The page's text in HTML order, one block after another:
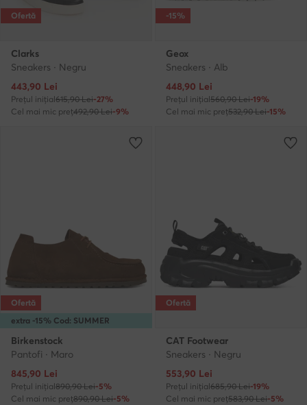
Ofertă
Clarks
Sneakers · Negru
Prețul actual
443,90 Lei
Prețul inițial615,90 Lei-27%
Cel mai mic preț492,90 Lei-9%
-15%
Geox
Sneakers · Alb
Prețul actual
448,90 Lei
Prețul inițial560,90 Lei-19%
Cel mai mic preț532,90 Lei-15%
extra -15% Cod: SUMMER
Ofertă
Birkenstock
Pantofi · Maro
Prețul actual
845,90 Lei
Prețul inițial890,90 Lei-5%
Cel mai mic preț890,90 Lei-5%
Ofertă
CAT Footwear
Sneakers · Negru
Prețul actual
553,90 Lei
Prețul inițial685,90 Lei-19%
Cel mai mic preț583,90 Lei-5%